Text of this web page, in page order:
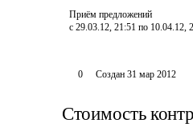
Приём предложений
с 29.03.12, 21:51 по 10.04.12,
0 Создан 31 мар 2012
Стоимость